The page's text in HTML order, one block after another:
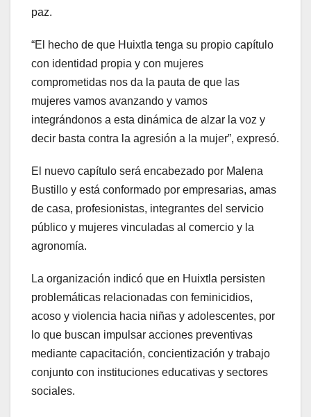
paz.
“El hecho de que Huixtla tenga su propio capítulo
con identidad propia y con mujeres
comprometidas nos da la pauta de que las
mujeres vamos avanzando y vamos
integrándonos a esta dinámica de alzar la voz y
decir basta contra la agresión a la mujer”, expresó.
El nuevo capítulo será encabezado por Malena
Bustillo y está conformado por empresarias, amas
de casa, profesionistas, integrantes del servicio
público y mujeres vinculadas al comercio y la
agronomía.
La organización indicó que en Huixtla persisten
problemáticas relacionadas con feminicidios,
acoso y violencia hacia niñas y adolescentes, por
lo que buscan impulsar acciones preventivas
mediante capacitación, concientización y trabajo
conjunto con instituciones educativas y sectores
sociales.